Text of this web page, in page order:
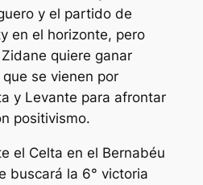
y el partido de
en el horizonte, pero
quiere ganar
se vienen por
y Levante para afrontar
positivismo.
el Celta en el Bernabéu
buscará la 6° victoria